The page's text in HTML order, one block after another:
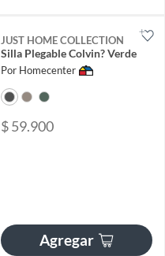
JUST HOME COLLECTION
Silla Plegable Colvin? Verde
Por Homecenter
$ 59.900
Agregar